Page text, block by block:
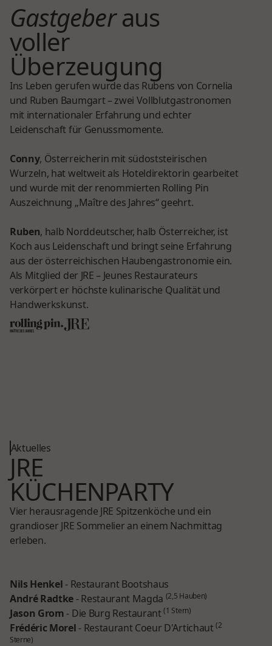
Gastgeberaus
voller
Überzeugung
Ins Leben gerufen wurde das Rubens von Cornelia
und Ruben Baumgart – zwei Vollblutgastronomen
mit internationaler Erfahrung und echter
Leidenschaft für Genussmomente.
Conny, Österreicherin mit südoststeirischen
Wurzeln, hat weltweit als Hoteldirektorin gearbeitet
und wurde mit der renommierten Rolling Pin
Auszeichnung „Maître des Jahres“ geehrt.
Ruben, halb Norddeutscher, halb Österreicher, ist
Koch aus Leidenschaft und bringt seine Erfahrung
aus der österreichischen Haubengastronomie ein.
Als Mitglied der JRE – Jeunes Restaurateurs
verkörpert er höchste kulinarische Qualität und
Handwerkskunst.
Aktuelles
JRE
KÜCHENPARTY
Vier herausragende JRE Spitzenköche und ein
grandioser JRE Sommelier an einem Nachmittag
erleben.
Nils Henkel- Restaurant Bootshaus
André Radtke- Restaurant Magda (2,5 Hauben)
Jason Grom- Die Burg Restaurant(1 Stern)
Frédéric Morel- Restaurant Coeur D'Artichaut(2
Sterne)